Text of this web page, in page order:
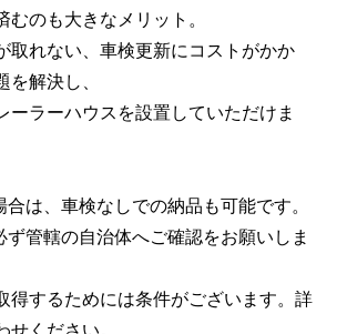
むのも大きなメリット。
取れない、車検更新にコストがかか
を解決し、
ーラーハウスを設置していただけま
は、車検なしでの納品も可能です。
管轄の自治体へご確認をお願いしま
得するためには条件がございます。詳